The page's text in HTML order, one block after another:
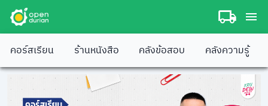
คอร์สเรียน ร้านหนังสือ คลังข้อสอบ คลังความรู้